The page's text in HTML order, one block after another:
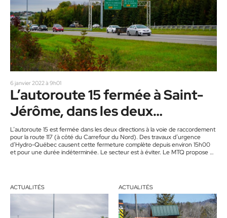
6 janvier 2022 à 9h01
L’autoroute 15 fermée à Saint-
Jérôme, dans les deux
directions
L’autoroute 15 est fermée dans les deux directions à la voie de raccordement
pour la route 117 (à côté du Carrefour du Nord). Des travaux d’urgence
d’Hydro-Québec causent cette fermeture complète depuis environ 15h00
et pour une durée indéterminée. Le secteur est à éviter. Le MTQ propose de
ACTUALITÉS ACTUALITÉS